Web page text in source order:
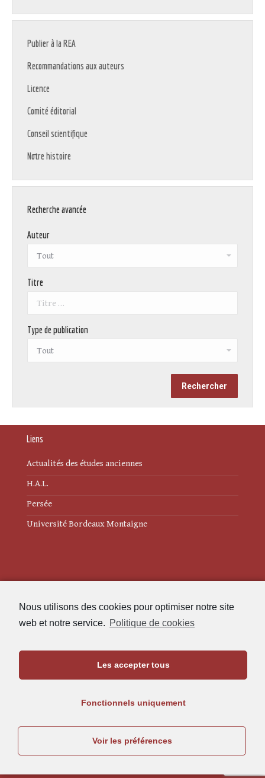
Nous utilisons des cookies pour optimiser notre site
web et notre service. Politique de cookies
Les accepter tous
Fonctionnels uniquement
Voir les préférences
Publier à la REA
Recommandations aux auteurs
Licence
Comité éditorial
Conseil scientifique
Notre histoire
Recherche avancée
Auteur
Titre
Type de publication
Liens
Actualités des études anciennes
H.A.L.
Persée
Université Bordeaux Montaigne
Politique de cookies (UE)
Maison de l'Archéologie
05.57.12.45.63
rea@u-bordeaux-montaigne.fr